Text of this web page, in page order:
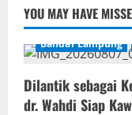
YOU MAY HAVE
Bandar Lampung
Dilantik sebagai
dr. Wahdi Siap